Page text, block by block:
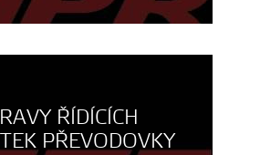
ŘÍDÍCÍCH
PŘEVODOVKY